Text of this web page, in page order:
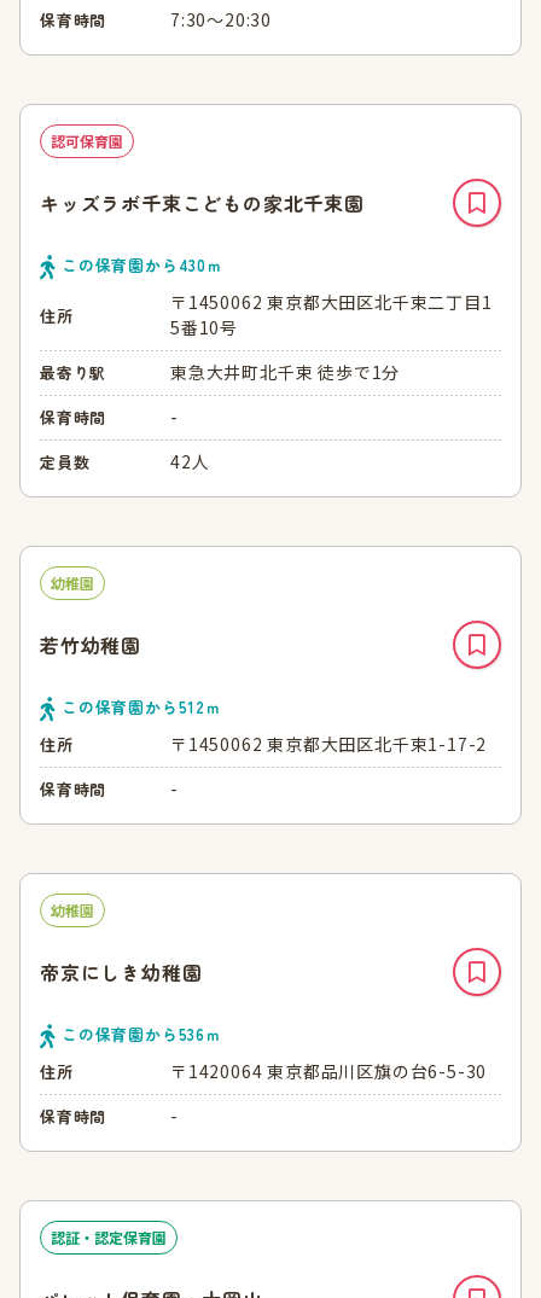
保育時間 7:30～20:30
認可保育園
キッズラボ千束こどもの家北千束園
この保育園から 430ｍ
住所
〒1450062 東京都大田区北千束二丁目1
5番10号
最寄り駅 東急大井町北千束 徒歩で1分
保育時間 -
定員数 42人
幼稚園
若竹幼稚園
この保育園から512ｍ
住所
〒1450062 東京都大田区北千束1-17-2
保育時間 -
幼稚園
帝京にしき幼稚園
この保育園から536ｍ
住所
〒1420064 東京都品川区旗の台6-5-30
保育時間 -
認証・認定保育園